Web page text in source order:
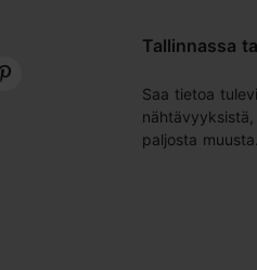
Tallinnassa
Saa tietoa
paljosta muusta.